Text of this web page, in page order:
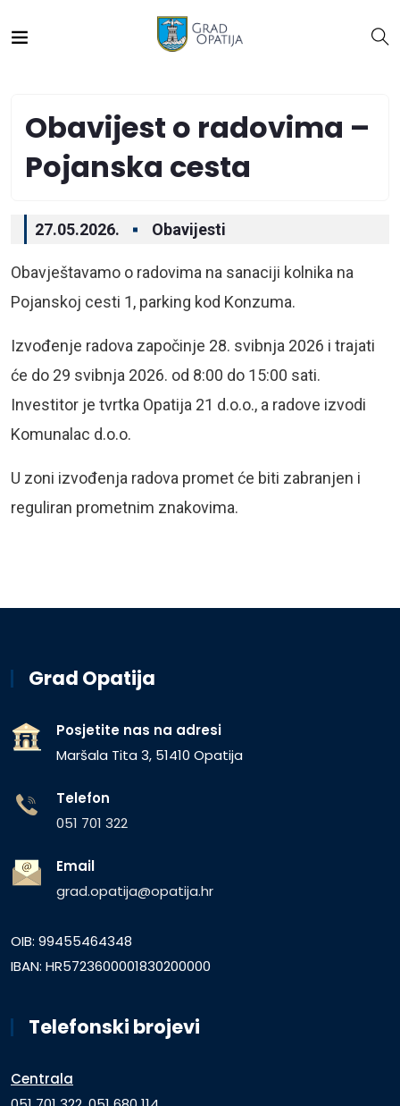
Obavijest o radovima –
Pojanska cesta
27.05.2026. Obavijesti
Obavještavamo o radovima na sanaciji kolnika na
Pojanskoj cesti 1, parking kod Konzuma.
Izvođenje radova započinje 28. svibnja 2026 i trajati
će do 29 svibnja 2026. od 8:00 do 15:00 sati.
Investitor je tvrtka Opatija 21 d.o.o., a radove izvodi
Komunalac d.o.o.
U zoni izvođenja radova promet će biti zabranjen i
reguliran prometnim znakovima.
Grad Opatija
Posjetite nas na adresi
Maršala Tita 3, 51410 Opatija
Telefon
051 701 322
Email
grad.opatija@opatija.hr
OIB: 99455464348
IBAN: HR5723600001830200000
Telefonski brojevi
Centrala